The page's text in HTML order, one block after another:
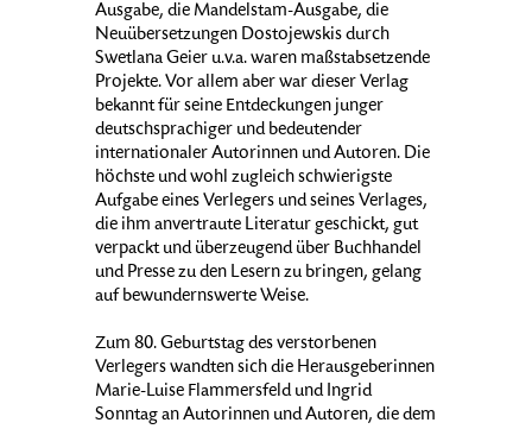
Ausgabe, die Mandelstam-Ausgabe, die
Neuübersetzungen Dostojewskis durch
Swetlana Geier u.v.a. waren maßstabsetzende
Projekte. Vor allem aber war dieser Verlag
bekannt für seine Entdeckungen junger
deutschsprachiger und bedeutender
internationaler Autorinnen und Autoren. Die
höchste und wohl zugleich schwierigste
Aufgabe eines Verlegers und seines Verlages,
die ihm anvertraute Literatur geschickt, gut
verpackt und überzeugend über Buchhandel
und Presse zu den Lesern zu bringen, gelang
auf bewundernswerte Weise.
Zum 80. Geburtstag des verstorbenen
Verlegers wandten sich die Herausgeberinnen
Marie-Luise Flammersfeld und Ingrid
Sonntag an Autorinnen und Autoren, die dem